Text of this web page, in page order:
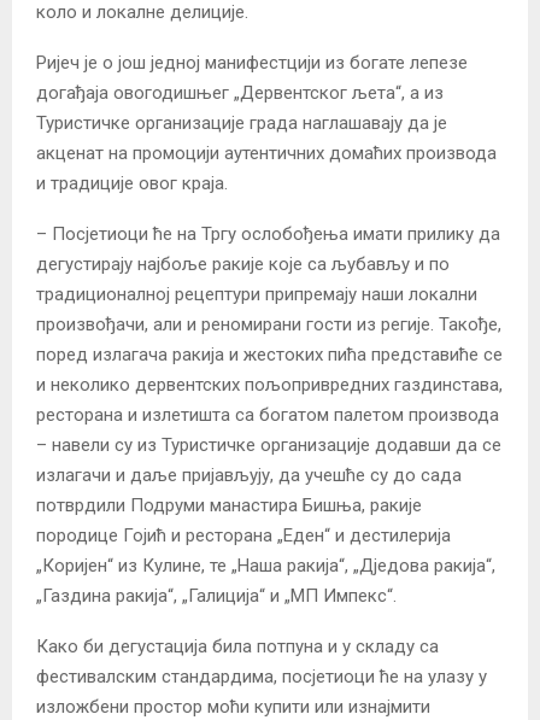
коло и локалне делиције.
Ријеч је о још једној манифестцији из богате лепезе
догађаја овогодишњег „Дервентског љета“, а из
Туристичке организације града наглашавају да је
акценат на промоцији аутентичних домаћих производа
и традиције овог краја.
– Посјетиоци ће на Тргу ослобођења имати прилику да
дегустирају најбоље ракије које са љубављу и по
традиционалној рецептури припремају наши локални
произвођачи, али и реномирани гости из регије. Такође,
поред излагача ракија и жестоких пића представиће се
и неколико дервентских пољопривредних газдинстава,
ресторана и излетишта са богатом палетом производа
– навели су из Туристичке организације додавши да се
излагачи и даље пријављују, да учешће су до сада
потврдили Подруми манастира Бишња, ракије
породице Гојић и ресторана „Еден“ и дестилерија
„Коријен“ из Кулине, те „Наша ракија“, „Дједова ракија“,
„Газдина ракија“, „Галиција“ и „МП Импекс“.
Како би дегустација била потпуна и у складу са
фестивалским стандардима, посјетиоци ће на улазу у
изложбени простор моћи купити или изнајмити